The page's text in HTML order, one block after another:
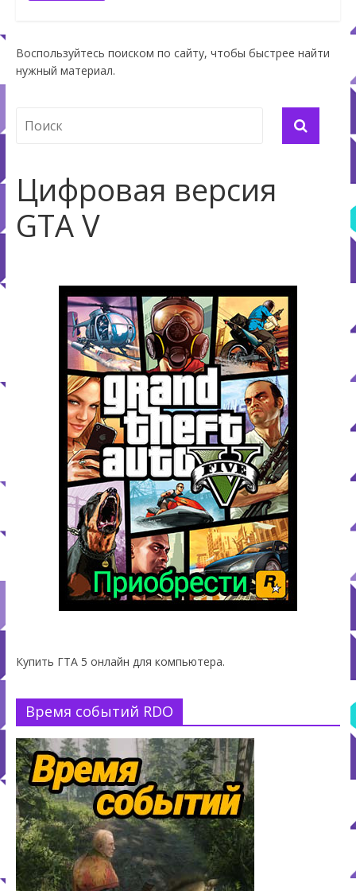
Воспользуйтесь поиском по сайту, чтобы быстрее найти
нужный материал.
Цифровая версия
GTA V
Купить ГТА 5 онлайн для компьютера.
Время событий RDO